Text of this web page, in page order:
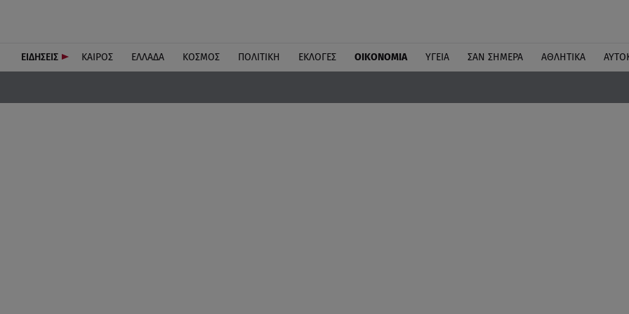
ΕΙΔΗΣΕΙΣ ΚΑΙΡΟΣ ΕΛΛΑΔΑ ΚΟΣΜΟΣ ΠΟΛΙΤΙΚΗ ΕΚΛΟΓΕΣ ΟΙΚΟΝΟΜΙΑ ΥΓΕΙΑ ΣΑΝ ΣΗΜΕΡΑ ΑΘΛΗΤΙΚΑ